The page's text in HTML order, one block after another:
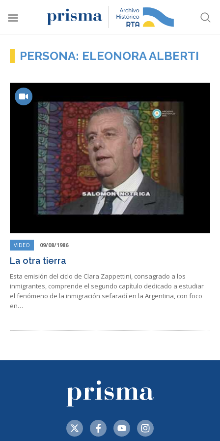
PERSONA: ELEONORA ALBERTI
VIDEO 09/08/1986
La otra tierra
Esta emisión del ciclo de Clara Zappettini, consagrado a los
inmigrantes, comprende el segundo capítulo dedicado a estudiar
el fenómeno de la inmigración sefaradí en la Argentina, con foco
en…